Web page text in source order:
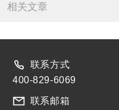
相关文章
联系方式
400-829-6069
联系邮箱